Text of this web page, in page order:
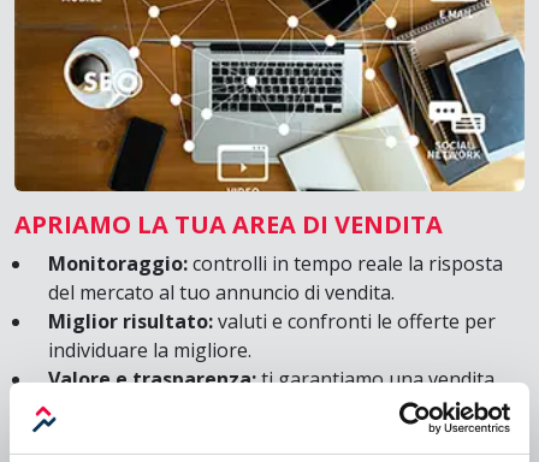
APRIAMO LA TUA AREA DI VENDITA
Monitoraggio:controlli in tempo reale la risposta
del mercato al tuo annuncio di vendita.
Miglior risultato:valuti e confronti le offerte per
individuare la migliore.
Valore e trasparenza:ti garantiamo una vendita
ottimale con un processo trasparente.